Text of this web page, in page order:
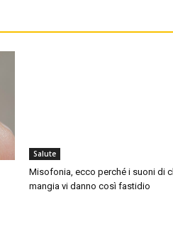
Salute
Misofonia, ecco perché i suoni di
mangia vi danno così fastidio